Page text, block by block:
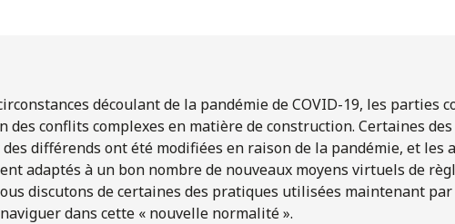
découlant de la pandémie de COVID-19, les parties
des conflits complexes en matière de construction. Certaines
différends ont été modifiées en raison de la pandémie, et les
adaptés à un bon nombre de nouveaux moyens virtuels de
discutons de certaines des pratiques utilisées maintenant
dans cette « nouvelle normalité ».